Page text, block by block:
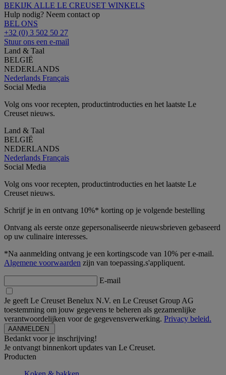
BEKIJK ALLE LE CREUSET WINKELS
Hulp nodig? Neem contact op
BEL ONS
+32 (0) 3 502 50 27
Stuur ons een e-mail
Land & Taal
BELGIË
NEDERLANDS
Nederlands Français
Social Media
Volg ons voor recepten, productintroducties en het laatste Le
Creuset nieuws.
Land & Taal
BELGIË
NEDERLANDS
Nederlands Français
Social Media
Volg ons voor recepten, productintroducties en het laatste Le
Creuset nieuws.
Schrijf je in en ontvang 10%* korting op je volgende bestelling
Ontvang als eerste onze gepersonaliseerde nieuwsbrieven gebaseerd
op uw culinaire interesses.
*Na aanmelding ontvang je een kortingscode van 10% per e-mail.
Algemene voorwaarden zijn van toepassing.s'appliquent.
E-mail
Je geeft Le Creuset Benelux N.V. en Le Creuset Group AG
toestemming om jouw gegevens te beheren als gezamenlijke
verantwoordelijken voor de gegevensverwerking. Privacy beleid.
Bedankt voor je inschrijving!
Je ontvangt binnenkort updates van Le Creuset.
Producten